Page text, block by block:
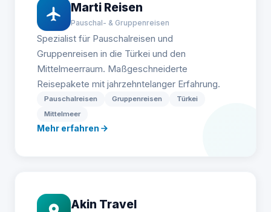
Marti Reisen
Pauschal- & Gruppenreisen
Spezialist für Pauschalreisen und
Gruppenreisen in die Türkei und den
Mittelmeerraum. Maßgeschneiderte
Reisepakete mit jahrzehntelanger Erfahrung.
Pauschalreisen Gruppenreisen
Türkei
Mittelmeer
Mehr erfahren
Akin Travel